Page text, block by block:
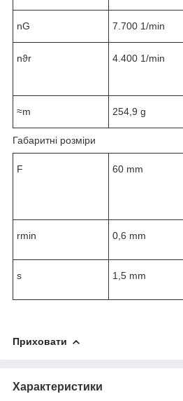
nG 7.700 1/min
nϑr 4.400 1/min
≈m 254,9 g
Габаритні розміри
F 60 mm
rmin 0,6 mm
s 1,5 mm
Приховати
Характеристики